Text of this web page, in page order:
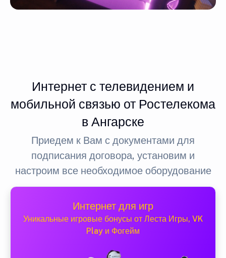
Интернет с телевидением и
мобильной связью от Ростелекома
в Ангарске
Приедем к Вам с документами для
подписания договора, установим и
настроим все необходимое оборудование
Интернет для игр
Уникальные игровые бонусы от Леста Игры, VK
Play и Фогейм